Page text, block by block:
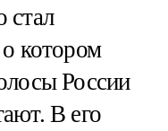
стал
котором
России
В его